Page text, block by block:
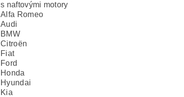
s naftovými motory
Alfa Romeo
Audi
BMW
Citroën
Fiat
Ford
Honda
Hyundai
Kia